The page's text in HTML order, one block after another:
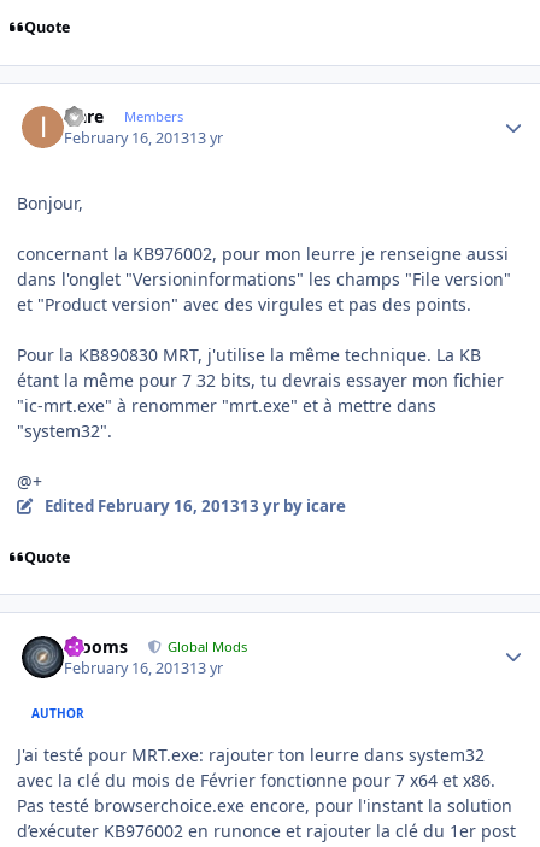
Quote
icare Members
February 16, 201313 yr
Bonjour,
concernant la KB976002, pour mon leurre je renseigne aussi
dans l'onglet "Versioninformations" les champs "File version"
et "Product version" avec des virgules et pas des points.
Pour la KB890830 MRT, j'utilise la même technique. La KB
étant la même pour 7 32 bits, tu devrais essayer mon fichier
"ic-mrt.exe" à renommer "mrt.exe" et à mettre dans
"system32".
@+
Edited February 16, 201313 yrby icare
Quote
mooms Global Mods
February 16, 201313 yr
AUTHOR
J'ai testé pour MRT.exe: rajouter ton leurre dans system32
avec la clé du mois de Février fonctionne pour 7 x64 et x86.
Pas testé browserchoice.exe encore, pour l'instant la solution
d’exécuter KB976002 en runonce et rajouter la clé du 1er post